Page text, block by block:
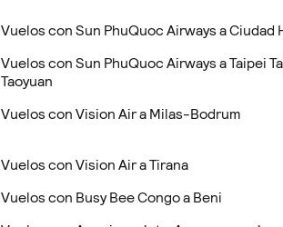
Vuelos con Sun PhuQuoc Airways a Ciudad
Vuelos con Sun PhuQuoc Airways a Taipei
Taoyuan
Vuelos con Vision Air a Milas-Bodrum
Vuelos con Vision Air a Tirana
Vuelos con Busy Bee Congo a Beni